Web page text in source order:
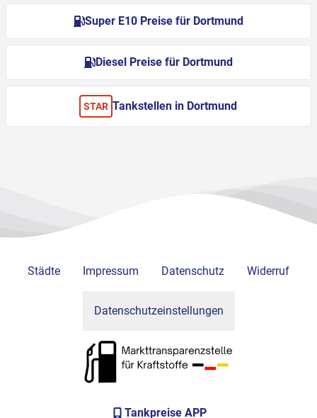
Super E10 Preise für Dortmund
Diesel Preise für Dortmund
STAR Tankstellen in Dortmund
Städte Impressum Datenschutz Widerruf
Datenschutzeinstellungen
Tankpreise APP